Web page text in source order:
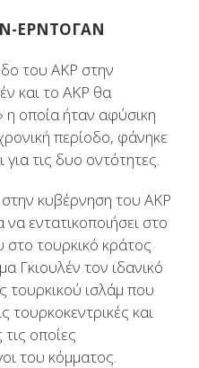
ΕΡΝΤΟΓΑΝ
του ΑΚΡ στην
και το ΑΚΡ θα
οποία ήταν αφύσικη
περίοδο, φάνηκε
τις δυο οντότητες.
κυβέρνηση του ΑΚΡ
εντατικοποιήσει στο
στο τουρκικό κράτος
Γκιουλέν τον ιδανικό
ισλάμ που
και
οποίες
του κόμματος.